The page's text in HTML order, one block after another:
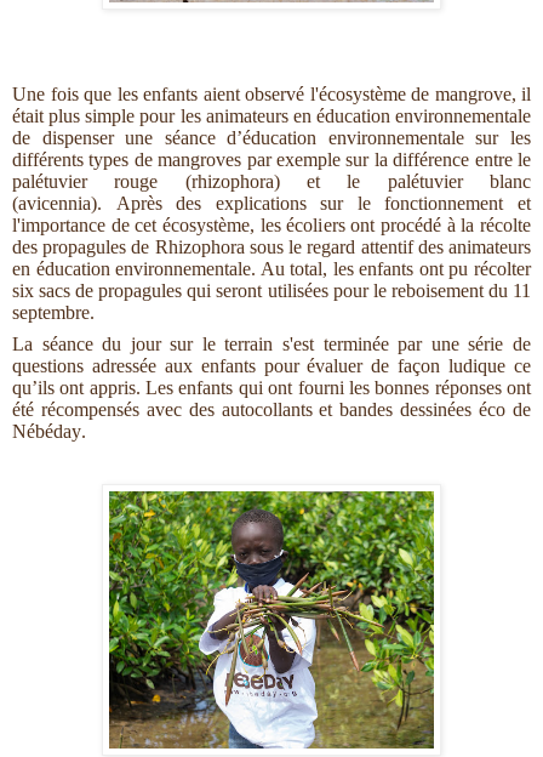
Une fois que les enfants aient observé l'écosystème de mangrove, il
était plus simple pour les animateurs en éducation environnementale
de dispenser une séance d’éducation environnementale sur les
différents types de mangroves par exemple sur la différence entre le
palétuvier rouge (rhizophora) et le palétuvier blanc
(avicennia). Après des explications sur le fonctionnement et
l'importance de cet écosystème, les écoliers ont procédé à la récolte
des propagules de Rhizophora sous le regard attentif des animateurs
en éducation environnementale. Au total, les enfants ont pu récolter
six sacs de propagules qui seront utilisées pour le reboisement du 11
septembre.
La séance du jour sur le terrain s'est terminée par une série de
questions adressée aux enfants pour évaluer de façon ludique ce
qu’ils ont appris. Les enfants qui ont fourni les bonnes réponses ont
été récompensés avec des autocollants et bandes dessinées éco de
Nébéday.